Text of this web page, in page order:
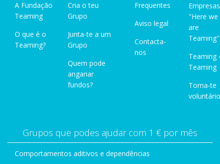
A Fundação
Teaming
O que é o
Teaming?
Cria o teu
Grupo
Junta-te a um
Grupo
Quem pode
angariar
fundos?
Frequentes
Aviso legal
Contacta-
nos
Empresas
"Here we
are
Teaming"
Teaming
Teaming
Torna-te
Grupos que podes ajudar com 1 € por mês
Comportamentos aditivos e dependências